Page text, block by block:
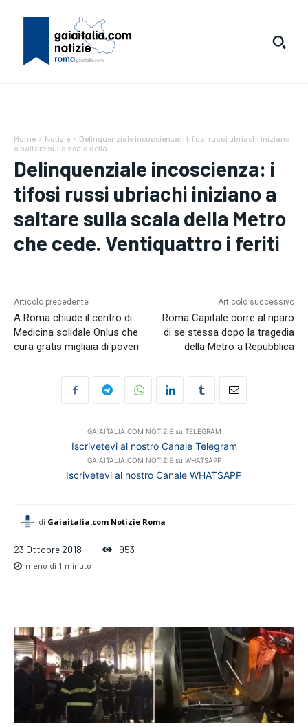
Home Notizie
Delinquenziale incoscienza: i tifosi russi ubriachi iniziano
a saltare sulla scala della...
Delinquenziale incoscienza: i
tifosi russi ubriachi iniziano a
saltare sulla scala della Metro
che cede. Ventiquattro i feriti
Articolo precedente
A Roma chiude il centro di
Medicina solidale Onlus che
cura gratis migliaia di poveri
Articolo successivo
Roma Capitale corre al riparo
di se stessa dopo la tragedia
della Metro a Repubblica
GAIAITALIA.COM NOTIZIE su TELEGRAM
Iscrivetevi al nostro Canale Telegram
GAIAITALIA.COM NOTIZIE su WHATSAPP
Iscrivetevi al nostro Canale WHATSAPP
di Gaiaitalia.com Notizie Roma
23 Ottobre 2018 953
meno di 1 minuto